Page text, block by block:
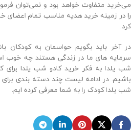
می‌خرید متفاوت خواهد بود و نمی‌توان
را در زمینه خرید هدیه مناسب تمام اعضای
کرد.
در آخر باید بگویم حواسمان به کودکان
سرمایه های ما در زندگی هستند چه خوب
شب یلدا به فکر خرید کادو شب یلدا برای
باشیم. در ادامه لیست چند دسته بندی برای
شب یلدا کودک را به شما معرفی کرده ایم.